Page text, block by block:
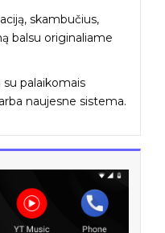
skambučius,
balsu originaliame
su palaikomais
naujesne sistema.